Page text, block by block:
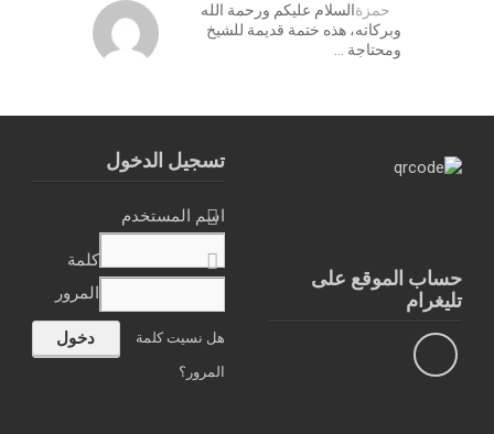
حمزةالسلام عليكم ورحمة الله
وبركاته، هذه ختمة قديمة للشيخ
ومحتاجة …
تسجيل الدخول
اسم المستخدم
كلمة
المرور
هل نسيت كلمة
المرور؟
حساب الموقع على
تليغرام